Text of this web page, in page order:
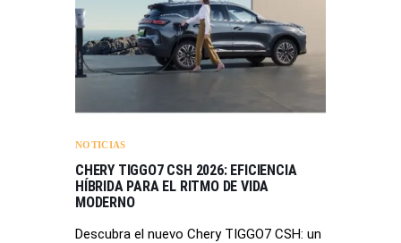
NOTICIAS
CHERY TIGGO7 CSH 2026: EFICIENCIA
HÍBRIDA PARA EL RITMO DE VIDA
MODERNO
Descubra el nuevo Chery TIGGO7 CSH: un